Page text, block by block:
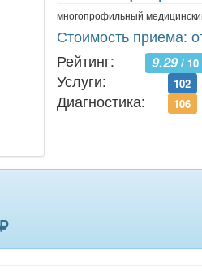
многопрофильный
Стоимость приема:
Рейтинг:
9.29/ 10
Услуги: 102
Диагностика: 106